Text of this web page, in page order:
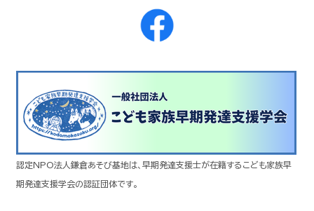
認定NPO法人鎌倉あそび基地は、早期発達支援士が在籍するこども家族早
期発達支援学会の認証団体です。